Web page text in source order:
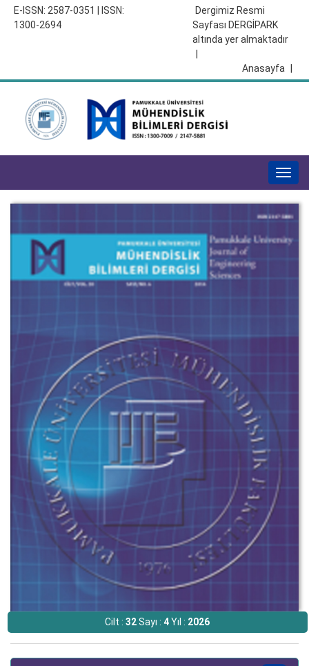
E-ISSN: 2587-0351 | ISSN:
1300-2694
Dergimiz Resmi
Sayfası DERGİPARK
altında yer almaktadır
Anasayfa
Cilt :32Sayı :4Yıl : 2026